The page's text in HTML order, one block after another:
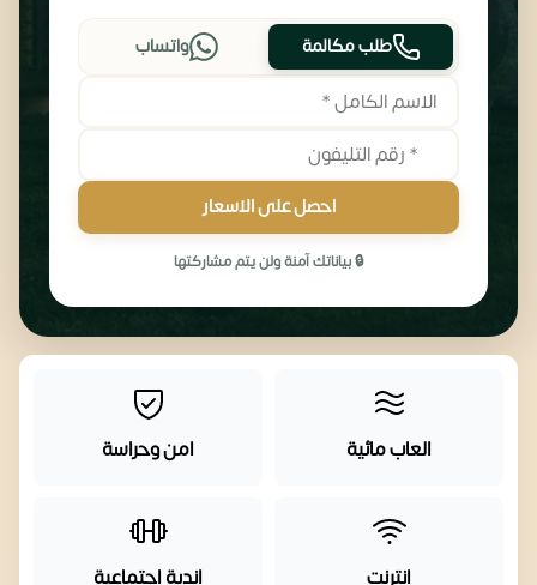
طلب مكالمة واتساب
احصل على الاسعار
🔒 بياناتك آمنة ولن يتم مشاركتها
العاب مائية امن وحراسة
انترنت اندية اجتماعية